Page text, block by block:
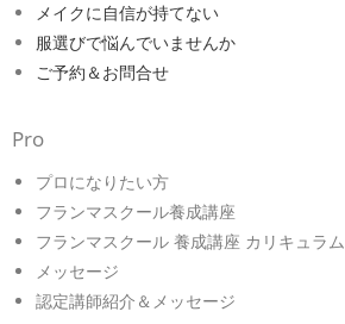
メイクに自信が持てない
服選びで悩んでいませんか
ご予約＆お問合せ
Pro
プロになりたい方
フランマスクール養成講座
フランマスクール 養成講座 カリキュラム
メッセージ
認定講師紹介＆メッセージ